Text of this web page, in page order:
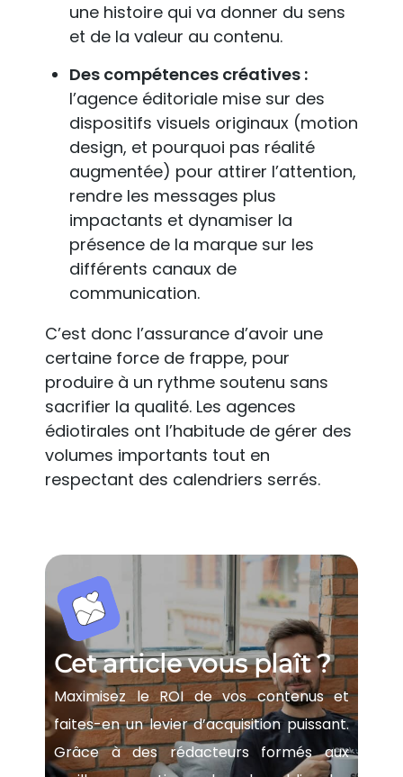
une histoire qui va donner du sens
et de la valeur au contenu.
Des compétences créatives :
l’agence éditoriale mise sur des
dispositifs visuels originaux (motion
design, et pourquoi pas réalité
augmentée) pour attirer l’attention,
rendre les messages plus
impactants et dynamiser la
présence de la marque sur les
différents canaux de
communication.
C’est donc l’assurance d’avoir une
certaine force de frappe, pour
produire à un rythme soutenu sans
sacrifier la qualité. Les agences
édiotirales ont l’habitude de gérer des
volumes importants tout en
respectant des calendriers serrés.
Cet article vous plaît ?
Maximisez le ROI de vos contenus et
faites-en un levier d’acquisition puissant.
Grâce à des rédacteurs formés aux